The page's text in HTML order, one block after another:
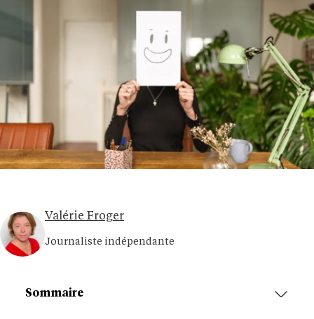
Valérie Froger
Journaliste indépendante
Sommaire